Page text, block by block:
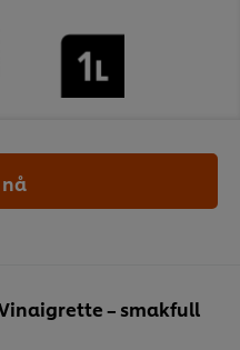
Vinaigrette – smakfull